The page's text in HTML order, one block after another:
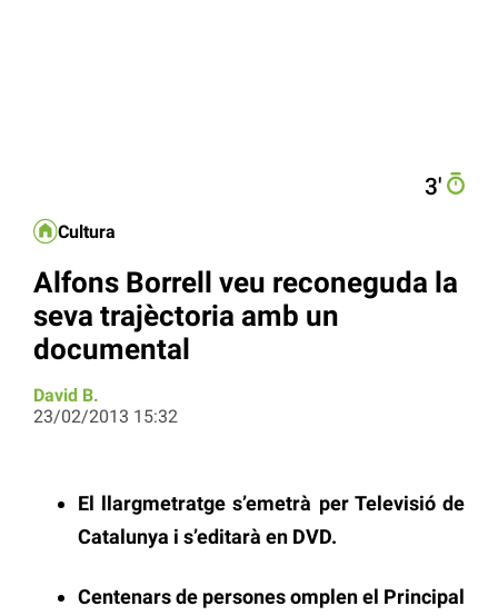
3′
Cultura
Alfons Borrell veu reconeguda la
seva trajèctoria amb un
documental
David B.
23/02/2013 15:32
El llargmetratge s’emetrà per Televisió de
Catalunya i s’editarà en DVD.
Centenars de persones omplen el Principal